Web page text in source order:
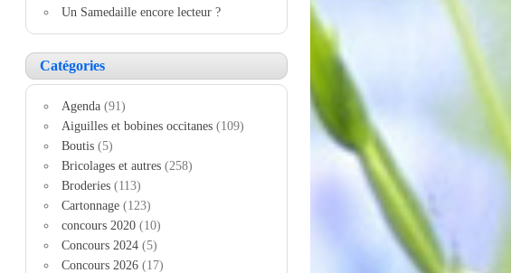
Un Samedaille encore lecteur ?
Catégories
Agenda (91)
Aiguilles et bobines occitanes (109)
Boutis (5)
Bricolages et autres (258)
Broderies (113)
Cartonnage (123)
concours 2020 (10)
Concours 2024 (5)
Concours 2026 (17)